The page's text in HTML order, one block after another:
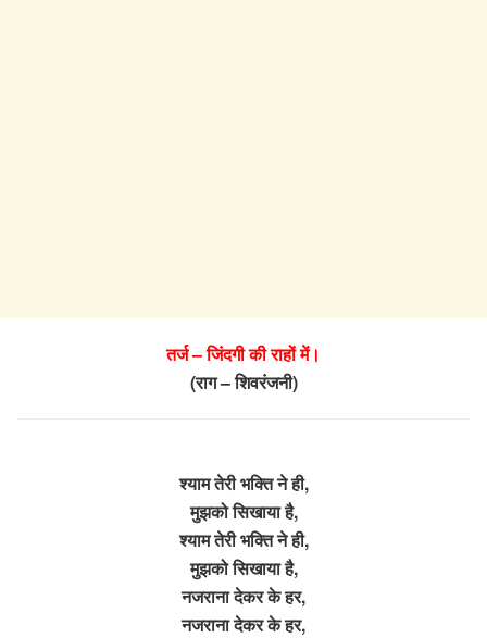
तर्ज – जिंदगी की राहों में।
(राग – शिवरंजनी)
श्याम तेरी भक्ति ने ही,
मुझको सिखाया है,
श्याम तेरी भक्ति ने ही,
मुझको सिखाया है,
नजराना देकर के हर,
नजराना देकर के हर,